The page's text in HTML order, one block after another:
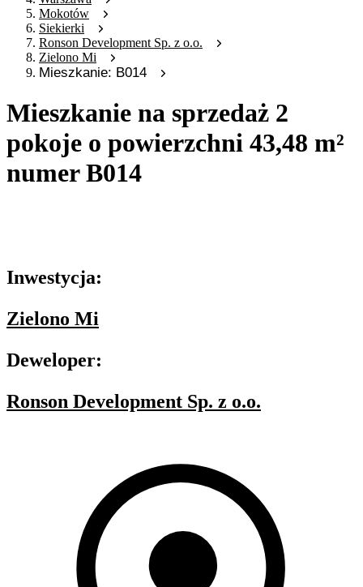
Mokotów
Siekierki
Ronson Development Sp. z o.o.
Zielono Mi
Mieszkanie: B014
Mieszkanie na sprzedaż 2
pokoje o powierzchni 43,48 m²
numer B014
Inwestycja:
Zielono Mi
Deweloper:
Ronson Development Sp. z o.o.